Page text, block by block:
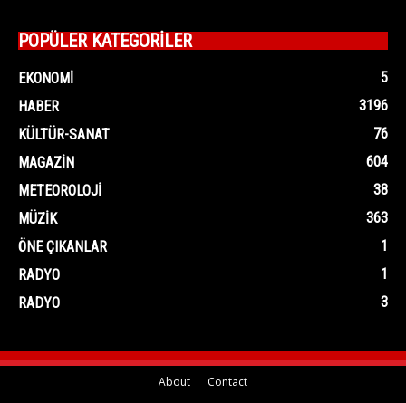
POPÜLER KATEGORİLER
EKONOMI
5
HABER
3196
KÜLTÜR-SANAT
76
MAGAZIN
604
METEOROLOJI
38
MÜZIK
363
ÖNE ÇIKANLAR
1
RADYO
1
RADYO
3
About Contact